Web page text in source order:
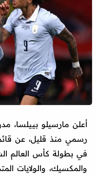
أعلن مارسيلو بييلسا،
رسمي منذ قليل، عن
في بطولة كأس العالم
والمكسيك، والولايات